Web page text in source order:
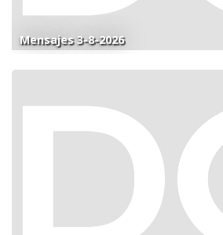
Mensajes 3-8-2026